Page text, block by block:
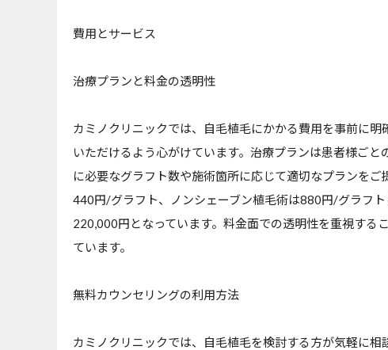
費用とサービス
治療プランと料金の透明性
カミノクリニックでは、自毛植毛にかかる費用を事前に
いただけるよう心がけています。治療プランは患者様ご
に必要なグラフト数や施術箇所に応じて適切なプランを
440円/グラフト、ノンシェーブン植毛術は880円/グラフ
220,000円となっています。料金面での透明性を重視する
ています。
無料カウンセリングの利用方法
カミノクリニックでは、自毛植毛を検討する方が気軽に